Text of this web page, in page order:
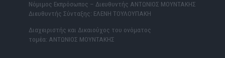
Νόμιμος Εκπρόσωπος – Διευθυντής ΑΝΤΩΝΙΟΣ ΜΟΥΝΤΑΚΗΣ
Διευθυντής Σύνταξης: ΕΛΕΝΗ ΤΟΥΛΟΥΠΑΚΗ
Διαχειριστής και Δικαιούχος του ονόματος
τομέα: ΑΝΤΩΝΙΟΣ ΜΟΥΝΤΑΚΗΣ